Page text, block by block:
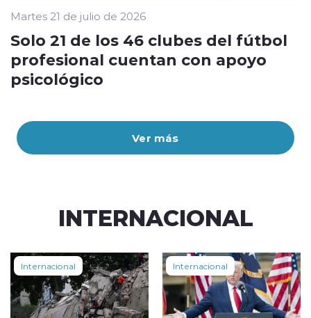
Ver más
Martes 21 de julio de 2026
Solo 21 de los 46 clubes del fútbol
profesional cuentan con apoyo
psicológico
INTERNACIONAL
Internacional Internacional